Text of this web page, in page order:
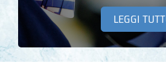
LEGGI